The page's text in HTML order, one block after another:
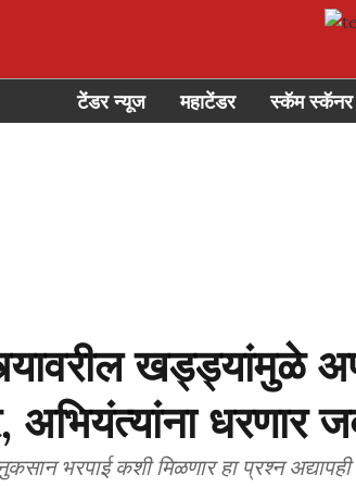
टेंडर न्यूज महाटेंडर स्कॅम स्कॅनर
खड्ड्यांमुळे
धरणार
भरपाई कशी मिळणार हा प्रश्न